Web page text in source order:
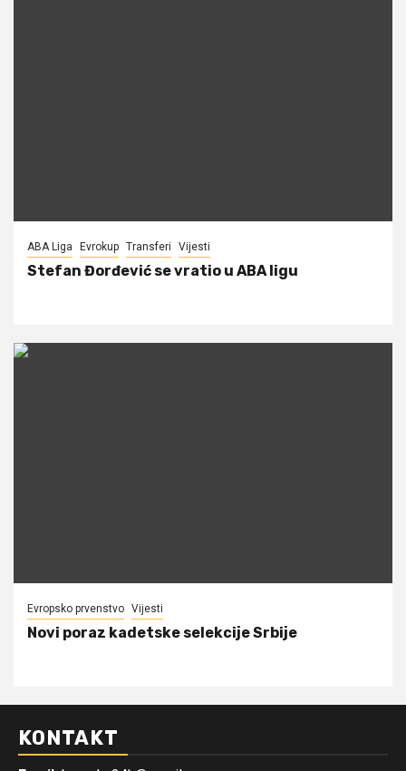
ABA Liga Evrokup Transferi Vijesti
Stefan Đorđević se vratio u ABA ligu
Evropsko prvenstvo Vijesti
Novi poraz kadetske selekcije Srbije
KONTAKT